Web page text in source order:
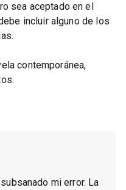
sea aceptado en el
incluir alguno de los
contemporánea,
mi error. La